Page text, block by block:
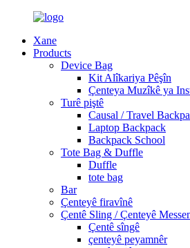
Xane
Products
Device Bag
Kit Alîkariya Pêşîn
Çenteya Muzîkê ya
Turê piştê
Causal / Travel
Laptop Backpack
Backpack School
Tote Bag & Duffle
Duffle
tote bag
Bar
Çenteyê firavînê
Çentê Sling / Çenteyê
Çentê sîngê
çenteyê peyamnêr